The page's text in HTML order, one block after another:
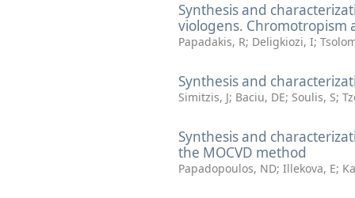
Synthesis and
viologens. Chromotropism
Papadakis, R; Deligkiozi, I;
Synthesis and
Simitzis, J; Baciu, DE; Soulis, S;
Synthesis and
the MOCVD method
Papadopoulos, ND; Illekova, E;